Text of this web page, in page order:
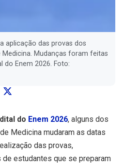
aplicação das provas dos
Medicina. Mudanças foram feitas
do Enem 2026. Foto:
do Enem 2026, alguns dos
Medicina mudaram as datas
das provas,
estudantes que se preparam